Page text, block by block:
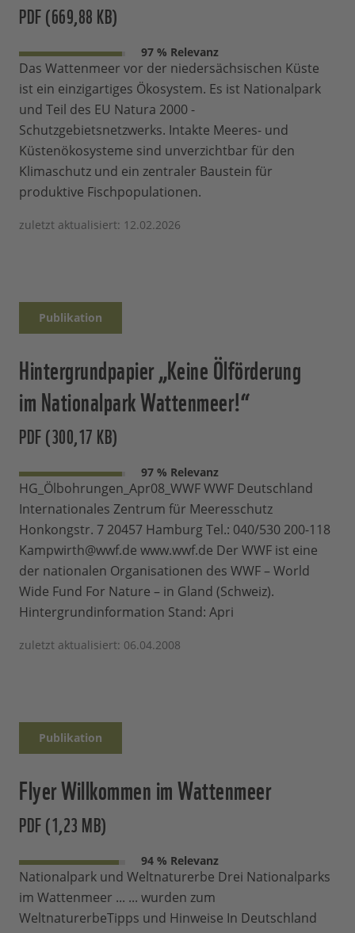
PDF (669,88 KB)
97 % Relevanz
Das Wattenmeer vor der niedersächsischen Küste
ist ein einzigartiges Ökosystem. Es ist Nationalpark
und Teil des EU Natura 2000 -
Schutzgebietsnetzwerks. Intakte Meeres- und
Küstenökosysteme sind unverzichtbar für den
Klimaschutz und ein zentraler Baustein für
produktive Fischpopulationen.
zuletzt aktualisiert: 12.02.2026
Publikation
Hintergrundpapier „Keine Ölförderung
im Nationalpark Wattenmeer!“
PDF (300,17 KB)
97 % Relevanz
HG_Ölbohrungen_Apr08_WWF WWF Deutschland
Internationales Zentrum für Meeresschutz
Honkongstr. 7 20457 Hamburg Tel.: 040/530 200-118
Kampwirth@wwf.de www.wwf.de Der WWF ist eine
der nationalen Organisationen des WWF – World
Wide Fund For Nature – in Gland (Schweiz).
Hintergrundinformation Stand: Apri
zuletzt aktualisiert: 06.04.2008
Publikation
Flyer Willkommen im Wattenmeer
PDF (1,23 MB)
94 % Relevanz
Nationalpark und Weltnaturerbe Drei Nationalparks
im Wattenmeer ... ... wurden zum
WeltnaturerbeTipps und Hinweise In Deutschland